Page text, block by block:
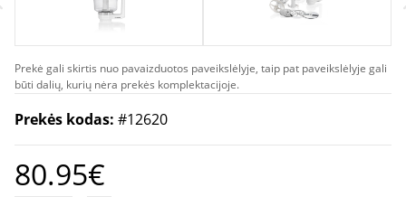
Prekė gali skirtis nuo pavaizduotos paveikslėlyje, taip pat paveikslėlyje gali
būti dalių, kurių nėra prekės komplektacijoje.
Prekės kodas: #12620
80.95€